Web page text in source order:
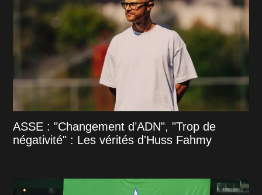
ASSE : "Changement d’ADN", "Trop de
négativité" : Les vérités d'Huss Fahmy